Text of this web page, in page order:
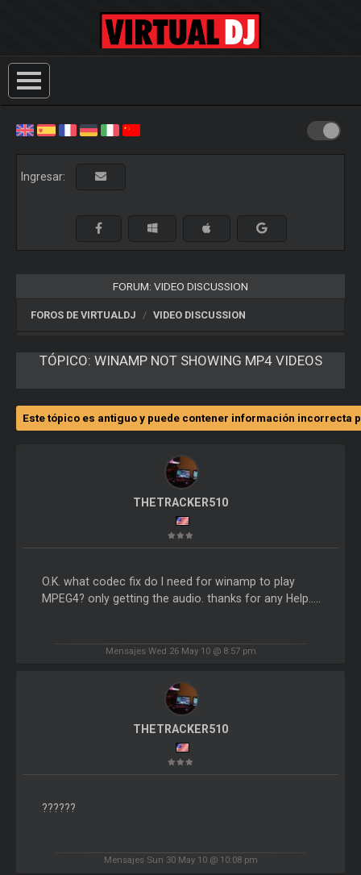
Ingresar:
FORUM: VIDEO DISCUSSION
FOROS DE VIRTUALDJ VIDEO DISCUSSION
TÓPICO: WINAMP NOT SHOWING MP4 VIDEOS
Este tópico es antiguo y puede contener información incorrecta
THETRACKER510
O.K. what codec fix do I need for winamp to play
MPEG4? only getting the audio. thanks for any Help.....
Mensajes Wed 26 May 10 @ 8:57 pm
THETRACKER510
??????
Mensajes Sun 30 May 10 @ 10:08 pm